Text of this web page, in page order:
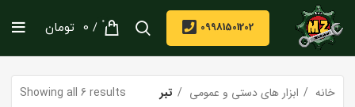
09981501202
0
/
0 تومان
خانه ابزار های دستی و عمومی تبر Showing all 6 results